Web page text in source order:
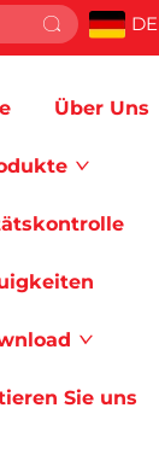
DE
Über Uns
Sie uns